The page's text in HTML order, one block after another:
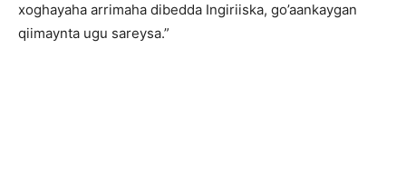
xoghayaha arrimaha dibedda Ingiriiska, go’aankaygan
qiimaynta ugu sareysa.”